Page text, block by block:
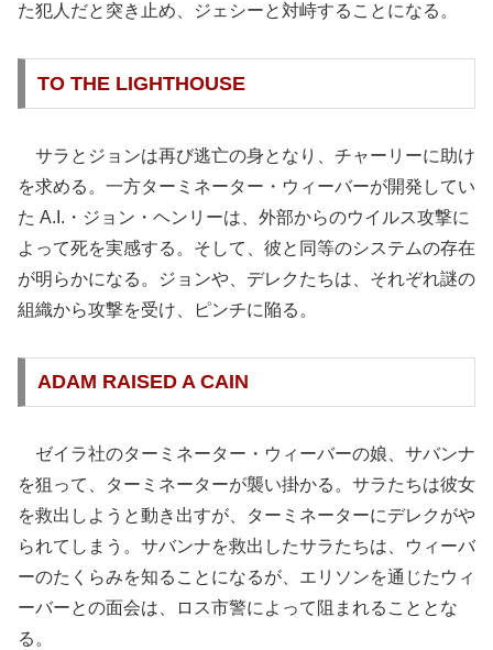
た犯人だと突き止め、ジェシーと対峙することになる。
TO THE LIGHTHOUSE
サラとジョンは再び逃亡の身となり、チャーリーに助け
を求める。一方ターミネーター・ウィーバーが開発してい
た A.I.・ジョン・ヘンリーは、外部からのウイルス攻撃に
よって死を実感する。そして、彼と同等のシステムの存在
が明らかになる。ジョンや、デレクたちは、それぞれ謎の
組織から攻撃を受け、ピンチに陥る。
ADAM RAISED A CAIN
ゼイラ社のターミネーター・ウィーバーの娘、サバンナ
を狙って、ターミネーターが襲い掛かる。サラたちは彼女
を救出しようと動き出すが、ターミネーターにデレクがや
られてしまう。サバンナを救出したサラたちは、ウィーバ
ーのたくらみを知ることになるが、エリソンを通じたウィ
ーバーとの面会は、ロス市警によって阻まれることとな
る。